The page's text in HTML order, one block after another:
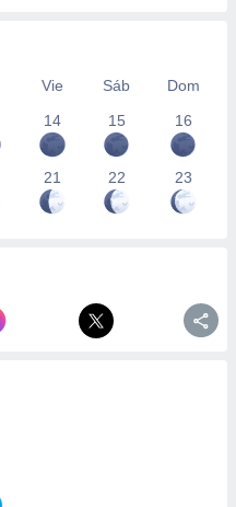
Vie Sáb
Dom
14 15 16
21 22 23